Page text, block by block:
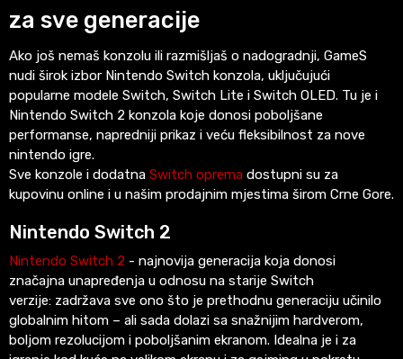
za sve generacije
Ako još nemaš konzolu ili razmišljaš o nadogradnji, GameS
nudi širok izbor Nintendo Switch konzola, uključujući
popularne modele Switch, Switch Lite i Switch OLED. Tu je i
Nintendo Switch 2 konzola koje donosi poboljšane
performanse, napredniji prikaz i veću fleksibilnost za nove
nintendo igre.
Sve konzole i dodatna Switch oprema dostupni su za
kupovinu online i u našim prodajnim mjestima širom Crne Gore.
Nintendo Switch 2
Nintendo Switch 2 - najnovija generacija koja donosi
značajna unapređenja u odnosu na starije Switch
verzije: zadržava sve ono što je prethodnu generaciju učinilo
globalnim hitom – ali sada dolazi sa snažnijim hardverom,
boljom rezolucijom i poboljšanim ekranom. Idealna je i za